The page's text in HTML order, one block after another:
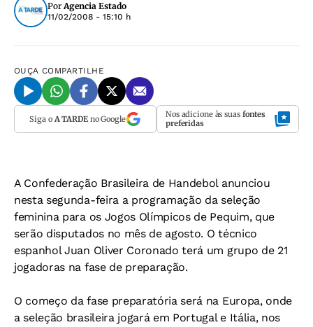
PorAgencia Estado
11/02/2008 - 15:10 h
OUÇA COMPARTILHE
Siga o A TARDEno Google Nos adicione às suas fontes
preferidas
A Confederação Brasileira de Handebol anunciou
nesta segunda-feira a programação da seleção
feminina para os Jogos Olímpicos de Pequim, que
serão disputados no mês de agosto. O técnico
espanhol Juan Oliver Coronado terá um grupo de 21
jogadoras na fase de preparação.
O começo da fase preparatória será na Europa, onde
a seleção brasileira jogará em Portugal e Itália, nos